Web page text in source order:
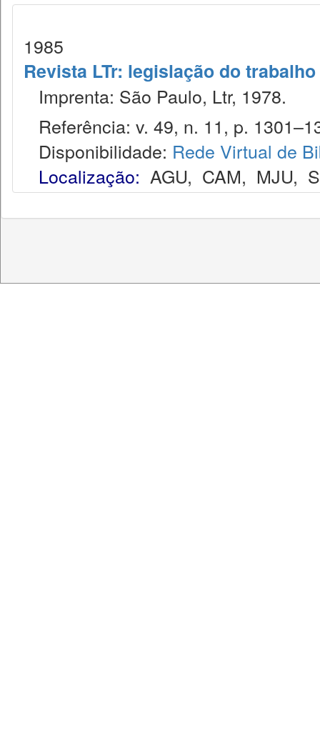
1985
Revista LTr: legislação do trabalho
Imprenta: São Paulo, Ltr, 1978.
Referência: v. 49, n. 11, p.
Disponibilidade: Rede Virtual de
Localização: AGU, CAM, MJU,